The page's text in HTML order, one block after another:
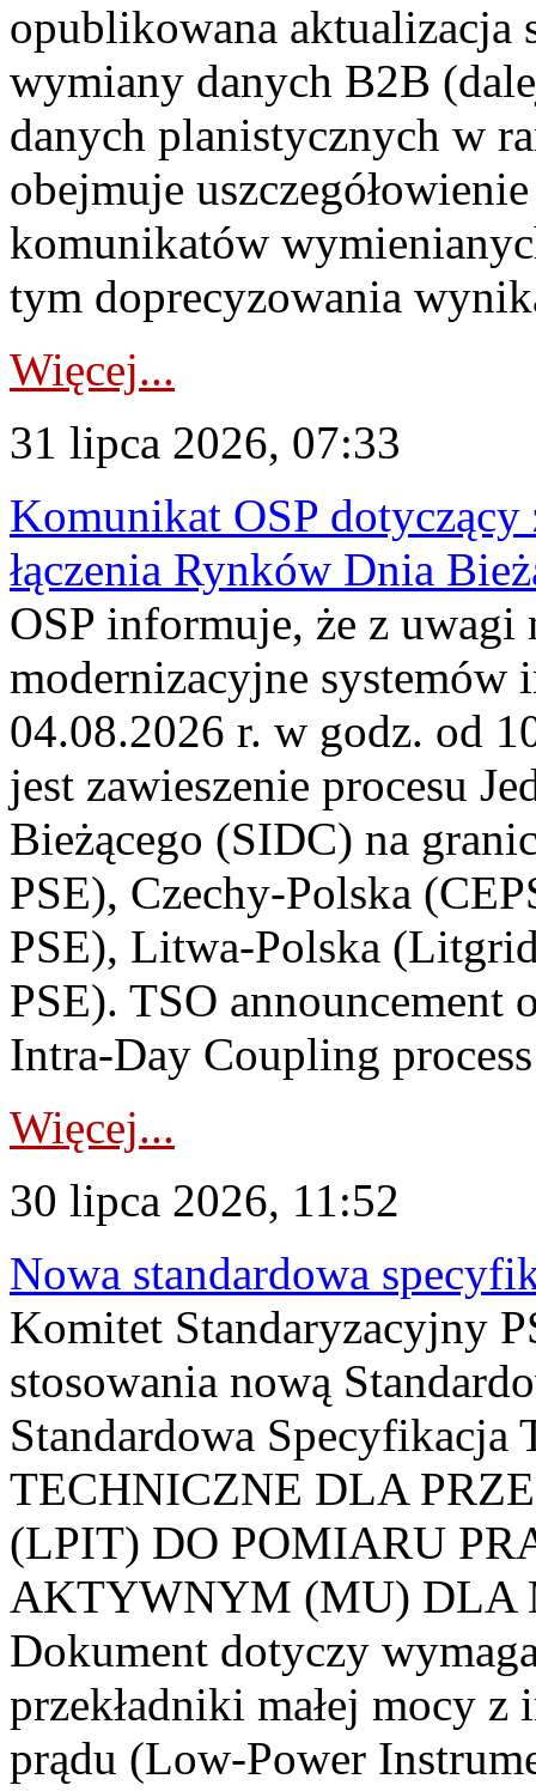
opublikowana aktualizacja
wymiany danych B2B
danych planistycznych w
obejmuje
komunikatów
tym doprecyzowania
Więcej...
31 lipca 2026, 07:33
Komunikat OSP dotyczący
łączenia Rynków Dnia
OSP informuje, że z uwagi
modernizacyjne
04.08.2026 r. w godz. od
jest zawieszenie procesu
Bieżącego (SIDC) na
PSE), Czechy-Polska
PSE), Litwa-Polska
PSE). TSO announcement
Intra-Day Coupling
Więcej...
30 lipca 2026, 11:52
Nowa standardowa
Komitet Standaryzacyjny
stosowania nową
Standardowa
TECHNICZNE DLA
(LPIT) DO POMIARU
AKTYWNYM (MU) DLA
Dokument dotyczy
przekładniki małej mocy
prądu (Low-Power